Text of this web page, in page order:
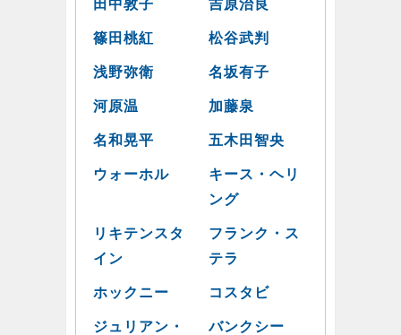
田中敦子 吉原治良
篠田桃紅 松谷武判
浅野弥衛 名坂有子
河原温 加藤泉
名和晃平 五木田智央
ウォーホル
キース・ヘリ
ング
リキテンスタ
イン
フランク・ス
テラ
ホックニー コスタビ
ジュリアン・
バンクシー